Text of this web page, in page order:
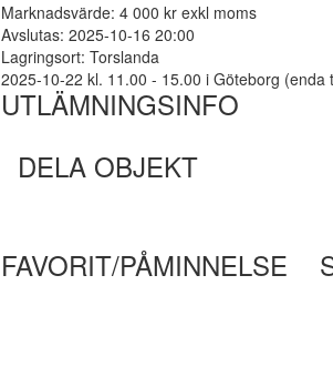
Marknadsvärde: 4 000 kr exkl moms
Avslutas: 2025-10-16 20:00
Lagringsort: Torslanda
2025-10-22 kl. 11.00 - 15.00 i Göteborg (enda
UTLÄMNINGSINFO
DELA OBJEKT
FAVORIT/PÅMINNELSE